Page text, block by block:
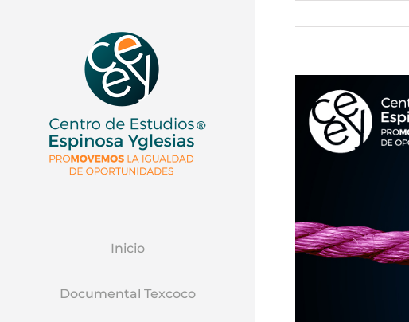
Inicio
Documental Texcoco
Imagen
Mas
Grande